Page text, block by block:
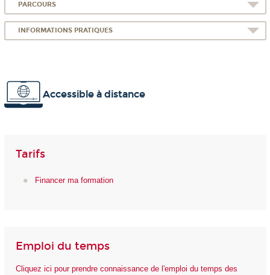
PARCOURS
INFORMATIONS PRATIQUES
Accessible à distance
Tarifs
Financer ma formation
Emploi du temps
Cliquez ici pour prendre connaissance de l'emploi du temps des